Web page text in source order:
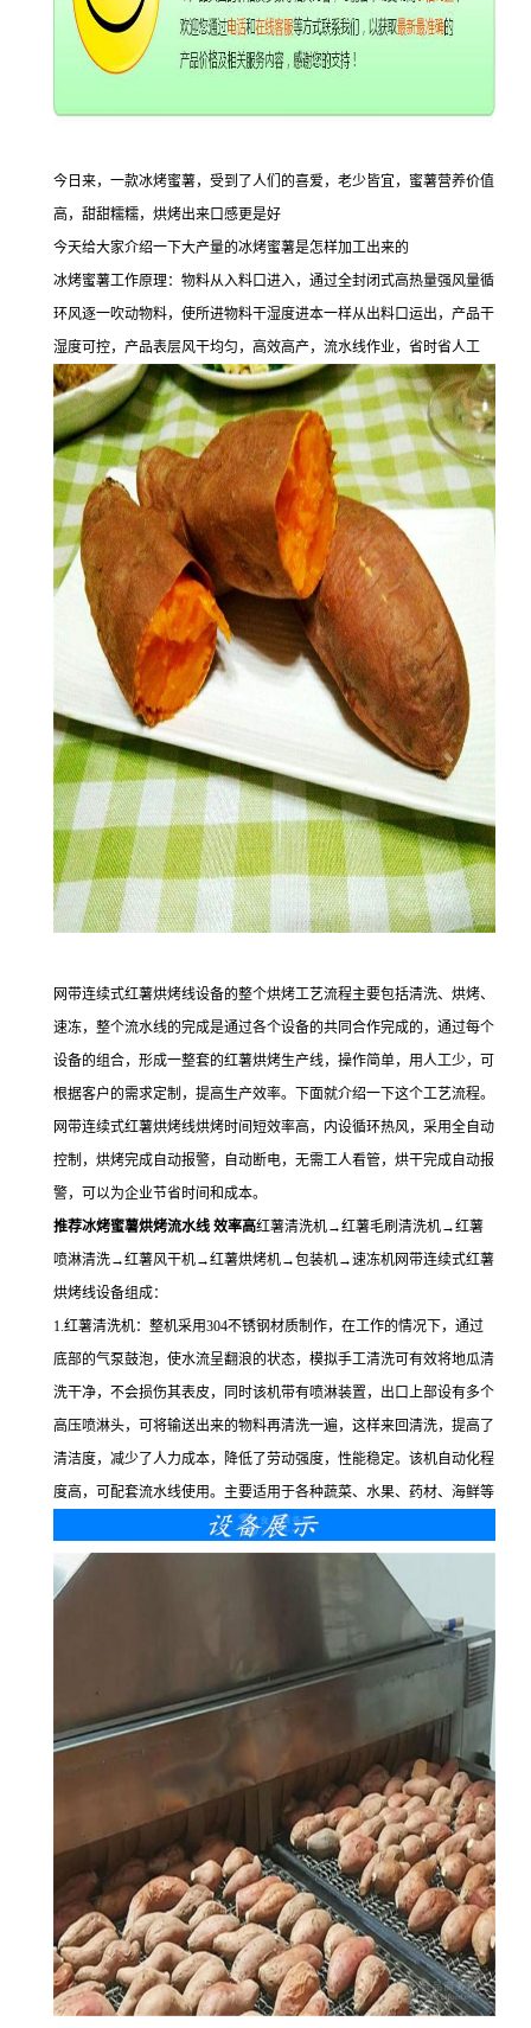
今日来，一款冰烤蜜薯，受到了人们的喜爱，老少皆宜，蜜薯营养价值
高，甜甜糯糯，烘烤出来口感更是好
今天给大家介绍一下大产量的冰烤蜜薯是怎样加工出来的
冰烤蜜薯工作原理：物料从入料口进入，通过全封闭式高热量强风量循
环风逐一吹动物料，使所进物料干湿度进本一样从出料口运出，产品干
湿度可控，产品表层风干均匀，高效高产，流水线作业，省时省人工
网带连续式红薯烘烤线设备的整个烘烤工艺流程主要包括清洗、烘烤、
速冻，整个流水线的完成是通过各个设备的共同合作完成的，通过每个
设备的组合，形成一整套的红薯烘烤生产线，操作简单，用人工少，可
根据客户的需求定制，提高生产效率。下面就介绍一下这个工艺流程。
网带连续式红薯烘烤线烘烤时间短效率高，内设循环热风，采用全自动
控制，烘烤完成自动报警，自动断电，无需工人看管，烘干完成自动报
警，可以为企业节省时间和成本。
推荐冰烤蜜薯烘烤流水线 效率高红薯清洗机→红薯毛刷清洗机→红薯
喷淋清洗→红薯风干机→红薯烘烤机→包装机→速冻机网带连续式红薯
烘烤线设备组成：
1.红薯清洗机：整机采用304不锈钢材质制作，在工作的情况下，通过
底部的气泵鼓泡，使水流呈翻浪的状态，模拟手工清洗可有效将地瓜清
洗干净，不会损伤其表皮，同时该机带有喷淋装置，出口上部设有多个
高压喷淋头，可将输送出来的物料再清洗一遍，这样来回清洗，提高了
清洁度，减少了人力成本，降低了劳动强度，性能稳定。该机自动化程
度高，可配套流水线使用。主要适用于各种蔬菜、水果、药材、海鲜等